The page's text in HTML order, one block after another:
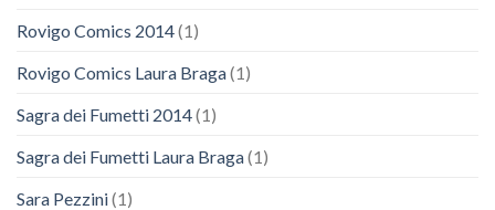
Rovigo Comics 2014(1)
Rovigo Comics Laura Braga(1)
Sagra dei Fumetti 2014(1)
Sagra dei Fumetti Laura Braga(1)
Sara Pezzini(1)